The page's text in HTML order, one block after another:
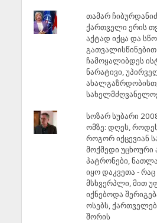
თამარ
ქართველი ერის
აქტად იქცა და
ჩამოყალიბდეს
ნარატივი,
სოზარ სუბარი
ომზე: დღეს,
როგორ იქცევიან
მოქმედი უცხოური
პატრონები,
იყო დაკვეთა -
მსხვერპლი, მით
იქნებოდა
ოსებს,
შორის